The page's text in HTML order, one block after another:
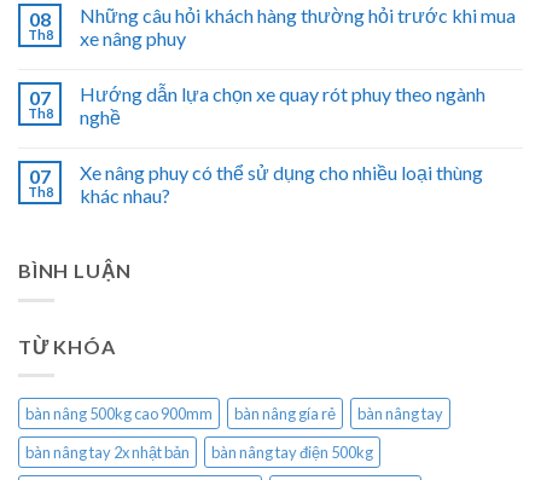
08
Th8
Những câu hỏi khách hàng thường hỏi trước khi mua
xe nâng phuy
07
Th8
Hướng dẫn lựa chọn xe quay rót phuy theo ngành
nghề
07
Th8
Xe nâng phuy có thể sử dụng cho nhiều loại thùng
khác nhau?
BÌNH LUẬN
TỪ KHÓA
bàn nâng 500kg cao 900mm bàn nâng gía rẻ
bàn nâng tay
bàn nâng tay 2x nhật bản
bàn nâng tay điện 500kg